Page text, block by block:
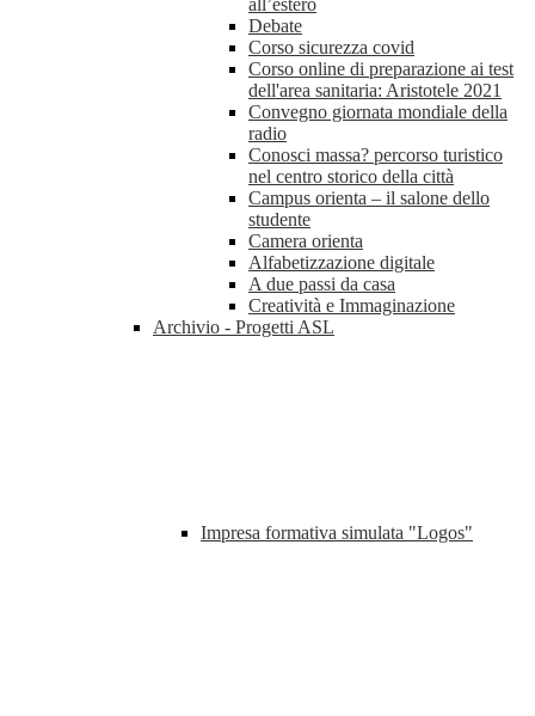
all’estero
Debate
Corso sicurezza covid
Corso online di preparazione ai test
dell'area sanitaria: Aristotele 2021
Convegno giornata mondiale della
radio
Conosci massa? percorso turistico
nel centro storico della città
Campus orienta – il salone dello
studente
Camera orienta
Alfabetizzazione digitale
A due passi da casa
Creatività e Immaginazione
Archivio - Progetti ASL
Impresa formativa simulata "Logos"